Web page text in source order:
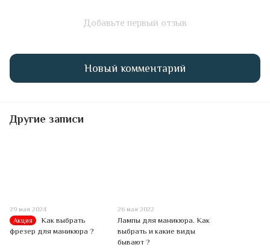
Добавьте первый отзыв
Новый комментарий
Другие записи
29 мая 2024
Акция
Как выбрать
фрезер для маникюра ?
26 мая 2022
Лампы для маникюра. Как
выбрать и какие виды
бывают ?